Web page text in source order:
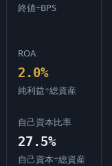
終値÷BPS
ROA
2.0%
純利益÷総資産
自己資本比率
27.5%
自己資本÷総資産